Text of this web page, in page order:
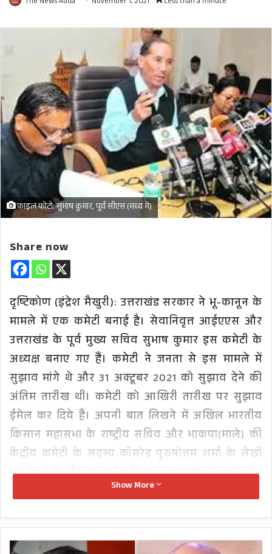
फ़ाइल फोटो: सुभाष कुमार, पूर्व सीएस (मध्य में)
Share now
दृष्टिकोण (इंद्रेश मैखुरी): उत्तराखंड सरकार ने भू-कानून के
मामले में एक कमेटी बनाई है। सेवानिवृत्त आईएएस और
उत्तराखंड के पूर्व मुख्य सचिव सुभाष कुमार इस कमेटी के
अध्यक्ष बनाए गए हैं। कमेटी ने जनता से इस मामले में
सुझाव मांगे थे और 31 अक्टूबर 2021 को सुझाव देने की
अंतिम तारीख थी। कमेटी को आखिरी तारीख पर सुझाव
ईमेल कर दिये हैं। अपनी बात लिखने में अखिल भारतीय
किसान महासभा के राष्ट्रीय सचिव और भाकपा(माले) की
केंद्रीय कमेटी के सदस्य कॉमरेड पुरुषोत्तम शर्मा के लेखों
का संदर्भ के तौर पर प्रयोग किया। उत्तराखंड की कृषि और
कृषि क़ानूनों को लेकर कॉमरेड पुरुषोत्तम शर्मा का व्यापक
Show More
ADDA